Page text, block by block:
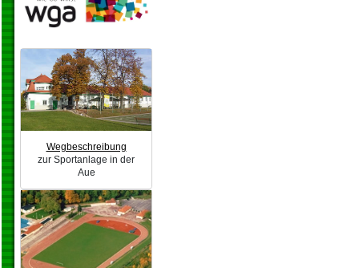
Wegbeschreibung
zur Sportanlage in der
Aue